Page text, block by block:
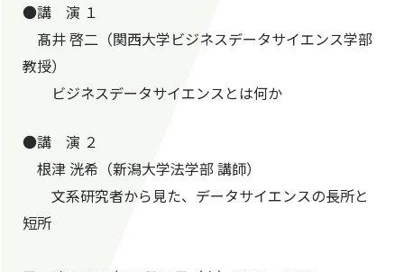
●講 演 １
髙井 啓二（関西大学ビジネスデータサイエンス学部
教授）
ビジネスデータサイエンスとは何か
●講 演 ２
根津 洸希（新潟大学法学部 講師）
文系研究者から見た、データサイエンスの長所と
短所